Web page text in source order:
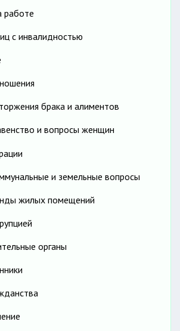
работе
с инвалидностью
брака и алиментов
и вопросы женщин
и земельные вопросы
жилых помещений
органы